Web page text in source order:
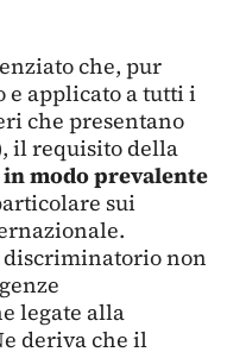
che, pur
e applicato a tutti i
che presentano
il requisito della
modo prevalente
sui
discriminatorio non
legate alla
deriva che il